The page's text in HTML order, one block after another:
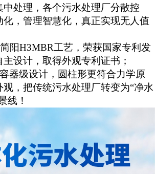
处理，各个污水处理厂分散控
，管理智慧化，真正实现无人值
阳H3MBR工艺，荣获国家专利发
设计，取得外观专利证书；
器级设计，圆柱形更符合力学原
，把传统污水处理厂转变为“净水
线！